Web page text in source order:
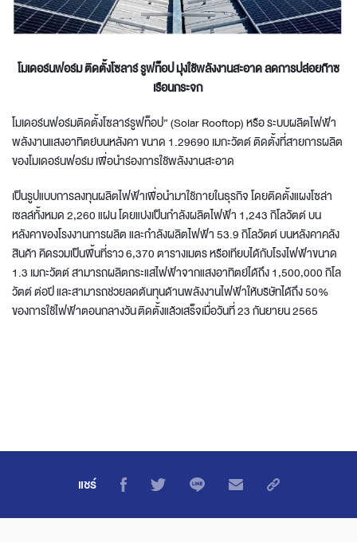
โมเดอร์นฟอร์ม ติดตั้งโซลาร์ รูฟท็อป มุ่งใช้พลังงานสะอาด ลดการปล่อยก๊าซ
เรือนกระจก
โมเดอร์นฟอร์มติดตั้งโซลาร์รูฟท็อป” (Solar Rooftop) หรือ ระบบผลิตไฟฟ้า
พลังงานแสงอาทิตย์บนหลังคา ขนาด 1.29690 เมกะวัตต์ ติดตั้งที่สายการผลิต
ของโมเดอร์นฟอร์ม เพื่อนําร่องการใช้พลังงานสะอาด
เป็นรูปแบบการลงทุนผลิตไฟฟ้าเพื่อนำมาใช้ภายในธุรกิจ โดยติดตั้งแผงโซล่า
เซลล์ทั้งหมด 2,260 แผ่น โดยแบ่งเป็นกําลังผลิตไฟฟ้า 1,243 กิโลวัตต์ บน
หลังคาของโรงงานการผลิต และกําลังผลิตไฟฟ้า 53.9 กิโลวัตต์ บนหลังคาคลัง
สินค้า คิดรวมเป็นพื้นที่ราว 6,370 ตารางเมตร หรือเทียบได้กับโรงไฟฟ้าขนาด
1.3 เมกะวัตต์ สามารถผลิตกระแสไฟฟ้าจากแสงอาทิตย์ได้ถึง 1,500,000 กิโล
วัตต์ ต่อปี และสามารถช่วยลดต้นทุนด้านพลังงานไฟฟ้าให้บริษัทได้ถึง 50%
ของการใช้ไฟฟ้าตอนกลางวัน ติดตั้งแล้วเสร็จเมื่อวันที่ 23 กันยายน 2565
แชร์